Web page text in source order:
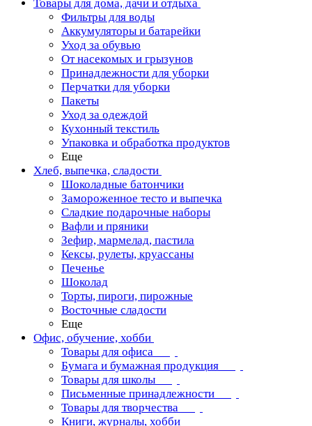
Товары для дома, дачи и отдыха
Фильтры для воды
Аккумуляторы и батарейки
Уход за обувью
От насекомых и грызунов
Принадлежности для уборки
Перчатки для уборки
Пакеты
Уход за одеждой
Кухонный текстиль
Упаковка и обработка продуктов
Еще
Хлеб, выпечка, сладости
Шоколадные батончики
Замороженное тесто и выпечка
Сладкие подарочные наборы
Вафли и пряники
Зефир, мармелад, пастила
Кексы, рулеты, круассаны
Печенье
Шоколад
Торты, пироги, пирожные
Восточные сладости
Еще
Офис, обучение, хобби
Товары для офиса
Бумага и бумажная продукция
Товары для школы
Письменные принадлежности
Товары для творчества
Книги, журналы, хобби